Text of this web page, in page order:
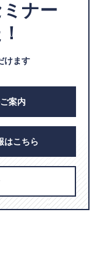
ナー
けます
案内
はこちら